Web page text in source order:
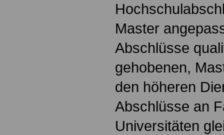
Master
Abschlüsse
gehobenen,
den höheren
Abschlüsse an
Universitäten